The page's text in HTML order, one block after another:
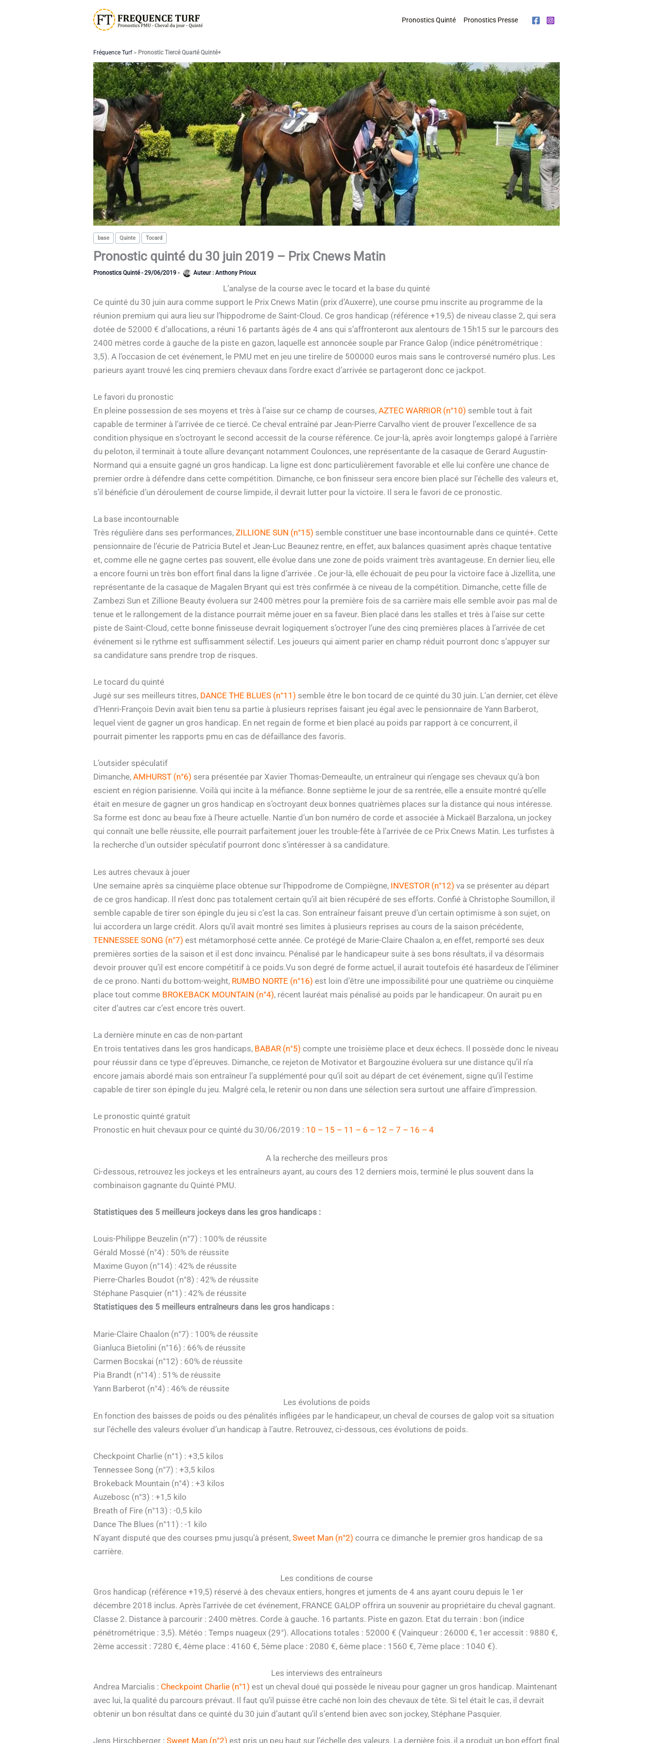
Pronostics Quinté Pronostics Presse
Fréquence Turf> Pronostic Tiercé Quarté Quinté+
base Quinte Tocard
Pronostic quinté du 30 juin 2019 – Prix Cnews Matin
Pronostics Quinté-29/06/2019 - Auteur : Anthony Prioux
L’analyse de la course avec le tocard et la base du quinté
Ce quinté du 30 juin aura comme support le Prix Cnews Matin (prix d’Auxerre), une course pmu inscrite au programme de la
réunion premium qui aura lieu sur l’hippodrome de Saint-Cloud. Ce gros handicap (référence +19,5) de niveau classe 2, qui sera
dotée de 52000 € d’allocations, a réuni 16 partants âgés de 4 ans qui s’affronteront aux alentours de 15h15 sur le parcours des
2400 mètres corde à gauche de la piste en gazon, laquelle est annoncée souple par France Galop (indice pénétrométrique :
3,5). A l’occasion de cet événement, le PMU met en jeu une tirelire de 500000 euros mais sans le controversé numéro plus. Les
parieurs ayant trouvé les cinq premiers chevaux dans l’ordre exact d’arrivée se partageront donc ce jackpot.
Le favori du pronostic
En pleine possession de ses moyens et très à l’aise sur ce champ de courses, AZTEC WARRIOR (n°10) semble tout à fait
capable de terminer à l’arrivée de ce tiercé. Ce cheval entraîné par Jean-Pierre Carvalho vient de prouver l’excellence de sa
condition physique en s’octroyant le second accessit de la course référence. Ce jour-là, après avoir longtemps galopé à l’arrière
du peloton, il terminait à toute allure devançant notamment Coulonces, une représentante de la casaque de Gerard Augustin-
Normand qui a ensuite gagné un gros handicap. La ligne est donc particulièrement favorable et elle lui confère une chance de
premier ordre à défendre dans cette compétition. Dimanche, ce bon finisseur sera encore bien placé sur l’échelle des valeurs et,
s’il bénéficie d’un déroulement de course limpide, il devrait lutter pour la victoire. Il sera le favori de ce pronostic.
La base incontournable
Très régulière dans ses performances, ZILLIONE SUN (n°15) semble constituer une base incontournable dans ce quinté+. Cette
pensionnaire de l’écurie de Patricia Butel et Jean-Luc Beaunez rentre, en effet, aux balances quasiment après chaque tentative
et, comme elle ne gagne certes pas souvent, elle évolue dans une zone de poids vraiment très avantageuse. En dernier lieu, elle
a encore fourni un très bon effort final dans la ligne d’arrivée . Ce jour-là, elle échouait de peu pour la victoire face à Jizellita, une
représentante de la casaque de Magalen Bryant qui est très confirmée à ce niveau de la compétition. Dimanche, cette fille de
Zambezi Sun et Zillione Beauty évoluera sur 2400 mètres pour la première fois de sa carrière mais elle semble avoir pas mal de
tenue et le rallongement de la distance pourrait même jouer en sa faveur. Bien placé dans les stalles et très à l’aise sur cette
piste de Saint-Cloud, cette bonne finisseuse devrait logiquement s’octroyer l’une des cinq premières places à l’arrivée de cet
événement si le rythme est suffisamment sélectif. Les joueurs qui aiment parier en champ réduit pourront donc s’appuyer sur
sa candidature sans prendre trop de risques.
Le tocard du quinté
Jugé sur ses meilleurs titres, DANCE THE BLUES (n°11) semble être le bon tocard de ce quinté du 30 juin. L’an dernier, cet élève
d’Henri-François Devin avait bien tenu sa partie à plusieurs reprises faisant jeu égal avec le pensionnaire de Yann Barberot,
lequel vient de gagner un gros handicap. En net regain de forme et bien placé au poids par rapport à ce concurrent, il
pourrait pimenter les rapports pmu en cas de défaillance des favoris.
L’outsider spéculatif
Dimanche, AMHURST (n°6) sera présentée par Xavier Thomas-Demeaulte, un entraîneur qui n’engage ses chevaux qu’à bon
escient en région parisienne. Voilà qui incite à la méfiance. Bonne septième le jour de sa rentrée, elle a ensuite montré qu’elle
était en mesure de gagner un gros handicap en s’octroyant deux bonnes quatrièmes places sur la distance qui nous intéresse.
Sa forme est donc au beau fixe à l’heure actuelle. Nantie d’un bon numéro de corde et associée à Mickaël Barzalona, un jockey
qui connaît une belle réussite, elle pourrait parfaitement jouer les trouble-fête à l’arrivée de ce Prix Cnews Matin. Les turfistes à
la recherche d’un outsider spéculatif pourront donc s’intéresser à sa candidature.
Les autres chevaux à jouer
Une semaine après sa cinquième place obtenue sur l’hippodrome de Compiègne, INVESTOR (n°12) va se présenter au départ
de ce gros handicap. Il n’est donc pas totalement certain qu’il ait bien récupéré de ses efforts. Confié à Christophe Soumillon, il
semble capable de tirer son épingle du jeu si c’est la cas. Son entraîneur faisant preuve d’un certain optimisme à son sujet, on
lui accordera un large crédit. Alors qu’il avait montré ses limites à plusieurs reprises au cours de la saison précédente,
TENNESSEE SONG (n°7) est métamorphosé cette année. Ce protégé de Marie-Claire Chaalon a, en effet, remporté ses deux
premières sorties de la saison et il est donc invaincu. Pénalisé par le handicapeur suite à ses bons résultats, il va désormais
devoir prouver qu’il est encore compétitif à ce poids.Vu son degré de forme actuel, il aurait toutefois été hasardeux de l’éliminer
de ce prono. Nanti du bottom-weight, RUMBO NORTE (n°16) est loin d’être une impossibilité pour une quatrième ou cinquième
place tout comme BROKEBACK MOUNTAIN (n°4), récent lauréat mais pénalisé au poids par le handicapeur. On aurait pu en
citer d’autres car c’est encore très ouvert.
La dernière minute en cas de non-partant
En trois tentatives dans les gros handicaps, BABAR (n°5) compte une troisième place et deux échecs. Il possède donc le niveau
pour réussir dans ce type d’épreuves. Dimanche, ce rejeton de Motivator et Bargouzine évoluera sur une distance qu’il n’a
encore jamais abordé mais son entraîneur l’a supplémenté pour qu’il soit au départ de cet événement, signe qu’il l’estime
capable de tirer son épingle du jeu. Malgré cela, le retenir ou non dans une sélection sera surtout une affaire d’impression.
Le pronostic quinté gratuit
Pronostic en huit chevaux pour ce quinté du 30/06/2019 : 10 – 15 – 11 – 6 – 12 – 7 – 16 – 4
A la recherche des meilleurs pros
Ci-dessous, retrouvez les jockeys et les entraîneurs ayant, au cours des 12 derniers mois, terminé le plus souvent dans la
combinaison gagnante du Quinté PMU.
Statistiques des 5 meilleurs jockeys dans les gros handicaps :
Louis-Philippe Beuzelin (n°7) : 100% de réussite
Gérald Mossé (n°4) : 50% de réussite
Maxime Guyon (n°14) : 42% de réussite
Pierre-Charles Boudot (n°8) : 42% de réussite
Stéphane Pasquier (n°1) : 42% de réussite
Statistiques des 5 meilleurs entraîneurs dans les gros handicaps :
Marie-Claire Chaalon (n°7) : 100% de réussite
Gianluca Bietolini (n°16) : 66% de réussite
Carmen Bocskai (n°12) : 60% de réussite
Pia Brandt (n°14) : 51% de réussite
Yann Barberot (n°4) : 46% de réussite
Les évolutions de poids
En fonction des baisses de poids ou des pénalités infligées par le handicapeur, un cheval de courses de galop voit sa situation
sur l’échelle des valeurs évoluer d’un handicap à l’autre. Retrouvez, ci-dessous, ces évolutions de poids.
Checkpoint Charlie (n°1) : +3,5 kilos
Tennessee Song (n°7) : +3,5 kilos
Brokeback Mountain (n°4) : +3 kilos
Auzebosc (n°3) : +1,5 kilo
Breath of Fire (n°13) : -0,5 kilo
Dance The Blues (n°11) : -1 kilo
N’ayant disputé que des courses pmu jusqu’à présent, Sweet Man (n°2) courra ce dimanche le premier gros handicap de sa
carrière.
Les conditions de course
Gros handicap (référence +19,5) réservé à des chevaux entiers, hongres et juments de 4 ans ayant couru depuis le 1er
décembre 2018 inclus. Après l’arrivée de cet événement, FRANCE GALOP offrira un souvenir au propriétaire du cheval gagnant.
Classe 2. Distance à parcourir : 2400 mètres. Corde à gauche. 16 partants. Piste en gazon. Etat du terrain : bon (indice
pénétrométrique : 3,5). Météo : Temps nuageux (29°). Allocations totales : 52000 € (Vainqueur : 26000 €, 1er accessit : 9880 €,
2ème accessit : 7280 €, 4ème place : 4160 €, 5ème place : 2080 €, 6ème place : 1560 €, 7ème place : 1040 €).
Les interviews des entraîneurs
Andrea Marcialis : Checkpoint Charlie (n°1) est un cheval doué qui possède le niveau pour gagner un gros handicap. Maintenant
avec lui, la qualité du parcours prévaut. Il faut qu’il puisse être caché non loin des chevaux de tête. Si tel était le cas, il devrait
obtenir un bon résultat dans ce quinté du 30 juin d’autant qu’il s’entend bien avec son jockey, Stéphane Pasquier.
Jens Hirschberger : Sweet Man (n°2) est pris un peu haut sur l’échelle des valeurs. La dernière fois, il a produit un bon effort final